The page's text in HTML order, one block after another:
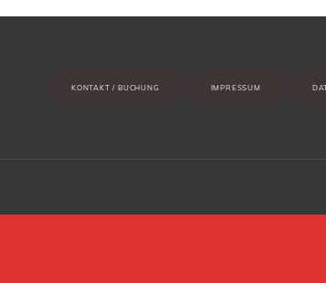
KONTAKT / BUCHUNG IMPRESSUM